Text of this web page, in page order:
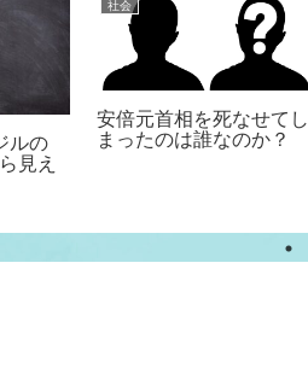
ルの
見え
社会
安倍元首相を死なせてし
まったのは誰なのか？